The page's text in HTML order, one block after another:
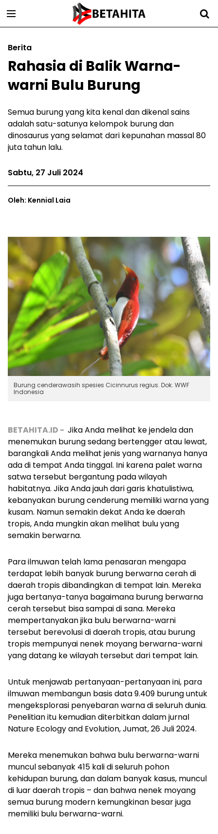
Berita
Rahasia di Balik Warna-
warni Bulu Burung
Semua burung yang kita kenal dan dikenal sains
adalah satu-satunya kelompok burung dan
dinosaurus yang selamat dari kepunahan massal 80
juta tahun lalu.
Sabtu, 27 Juli 2024
Oleh: Kennial Laia
Burung cenderawasih spesies Cicinnurus regius. Dok. WWF
Indonesia
BETAHITA.ID - Jika Anda melihat ke jendela dan
menemukan burung sedang bertengger atau lewat,
barangkali Anda melihat jenis yang warnanya hanya
ada di tempat Anda tinggal. Ini karena palet warna
satwa tersebut bergantung pada wilayah
habitatnya. Jika Anda jauh dari garis khatulistiwa,
kebanyakan burung cenderung memiliki warna yang
kusam. Namun semakin dekat Anda ke daerah
tropis, Anda mungkin akan melihat bulu yang
semakin berwarna.
Para ilmuwan telah lama penasaran mengapa
terdapat lebih banyak burung berwarna cerah di
daerah tropis dibandingkan di tempat lain. Mereka
juga bertanya-tanya bagaimana burung berwarna
cerah tersebut bisa sampai di sana. Mereka
mempertanyakan jika bulu berwarna-warni
tersebut berevolusi di daerah tropis, atau burung
tropis mempunyai nenek moyang berwarna-warni
yang datang ke wilayah tersebut dari tempat lain.
Untuk menjawab pertanyaan-pertanyaan ini, para
ilmuwan membangun basis data 9.409 burung untuk
mengeksplorasi penyebaran warna di seluruh dunia.
Penelitian itu kemudian diterbitkan dalam jurnal
Nature Ecology and Evolution, Jumat, 26 Juli 2024.
Mereka menemukan bahwa bulu berwarna-warni
muncul sebanyak 415 kali di seluruh pohon
kehidupan burung, dan dalam banyak kasus, muncul
di luar daerah tropis – dan bahwa nenek moyang
semua burung modern kemungkinan besar juga
memiliki bulu berwarna-warni.